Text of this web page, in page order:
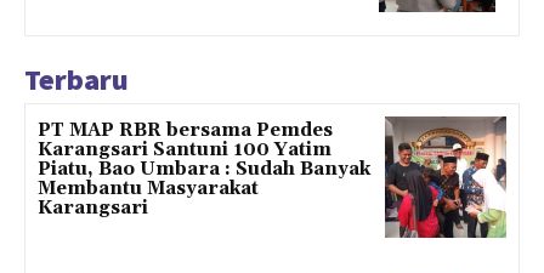
Terbaru
PT MAP RBR bersama Pemdes
Karangsari Santuni 100 Yatim
Piatu, Bao Umbara : Sudah Banyak
Membantu Masyarakat
Karangsari